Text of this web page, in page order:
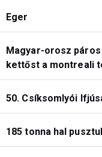
Eger
Magyar-orosz
kettőst a montreali
50. Csíksomlyói
185 tonna hal